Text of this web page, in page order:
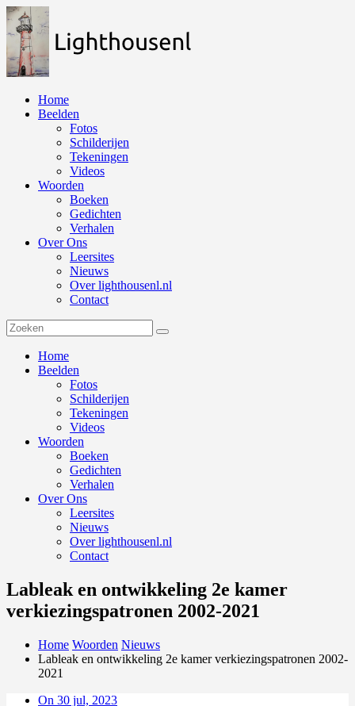
Naar
de
inhoud
springen
Home
Beelden
Fotos
Schilderijen
Tekeningen
Videos
Woorden
Boeken
Gedichten
Verhalen
Over Ons
Leersites
Nieuws
Over lighthousenl.nl
Contact
Home
Beelden
Fotos
Schilderijen
Tekeningen
Videos
Woorden
Boeken
Gedichten
Verhalen
Over Ons
Leersites
Nieuws
Over lighthousenl.nl
Contact
Lableak en ontwikkeling 2e kamer
verkiezingspatronen 2002-2021
Home Woorden Nieuws
Lableak en ontwikkeling 2e kamer verkiezingspatronen 2002-
2021
On 30 jul, 2023